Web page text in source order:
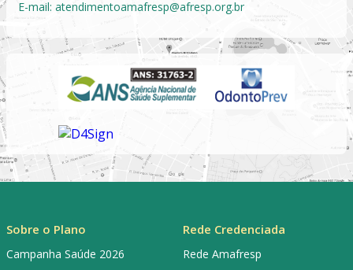
E-mail: atendimentoamafresp@afresp.org.br
Sobre o Plano
Campanha Saúde 2026
Rede Credenciada
Rede Amafresp